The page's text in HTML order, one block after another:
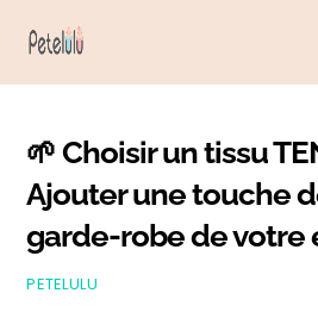
🌱 Choisir un tissu
Ajouter une touche
garde-robe de votre
PETELULU